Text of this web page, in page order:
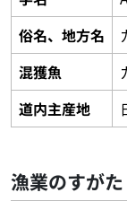
俗名、地方名
混獲魚
道内主産地
漁業のすがた